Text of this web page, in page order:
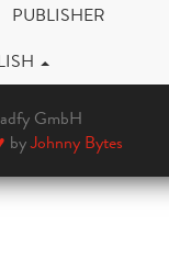
PUBLISHER
GmbH
byJohnny Bytes